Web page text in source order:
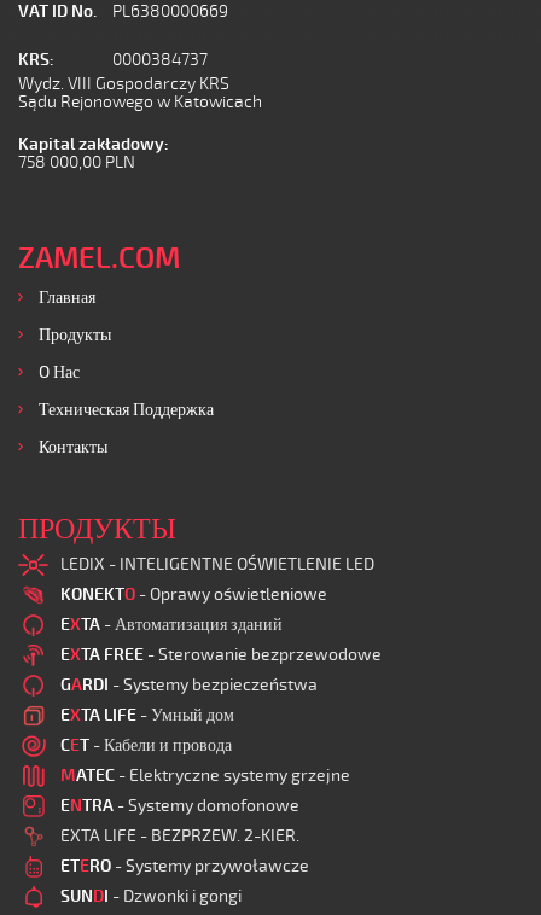
VAT ID No.
PL6380000669
KRS:
0000384737
Wydz. VIII Gospodarczy KRS
Sądu Rejonowego w Katowicach
Kapital zakładowy:
758 000,00 PLN
ZAMEL.COM
Главная
Продукты
O Нас
Техническая Поддержка
Контакты
ПРОДУКТЫ
LEDIX - INTELIGENTNE OŚWIETLENIE LED
KONEKTO - Oprawy oświetleniowe
EXTA - Автоматизация зданий
EXTA FREE - Sterowanie bezprzewodowe
GARDI - Systemy bezpieczeństwa
EXTA LIFE - Умный дом
CET - Кабели и провода
MATEC - Elektryczne systemy grzejne
ENTRA - Systemy domofonowe
EXTA LIFE - BEZPRZEW. 2-KIER.
ETERO - Systemy przywoławcze
SUNDI - Dzwonki i gongi